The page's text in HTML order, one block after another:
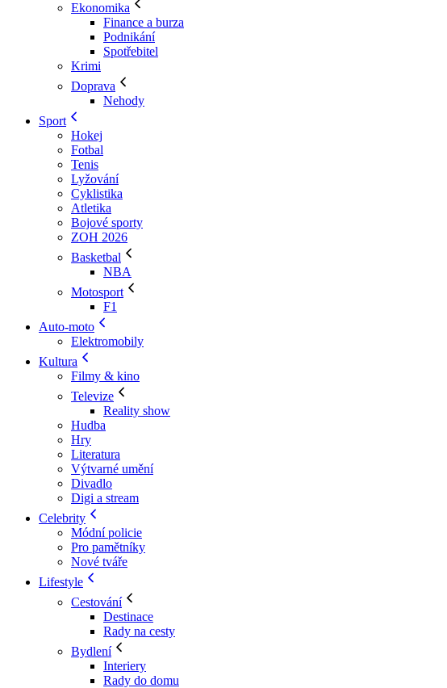
Ekonomika
Finance a burza
Podnikání
Spotřebitel
Krimi
Doprava
Nehody
Sport
Hokej
Fotbal
Tenis
Lyžování
Cyklistika
Atletika
Bojové sporty
ZOH 2026
Basketbal
NBA
Motosport
F1
Auto-moto
Elektromobily
Kultura
Filmy & kino
Televize
Reality show
Hudba
Hry
Literatura
Výtvarné umění
Divadlo
Digi a stream
Celebrity
Módní policie
Pro pamětníky
Nové tváře
Lifestyle
Cestování
Destinace
Rady na cesty
Bydlení
Interiery
Rady do domu